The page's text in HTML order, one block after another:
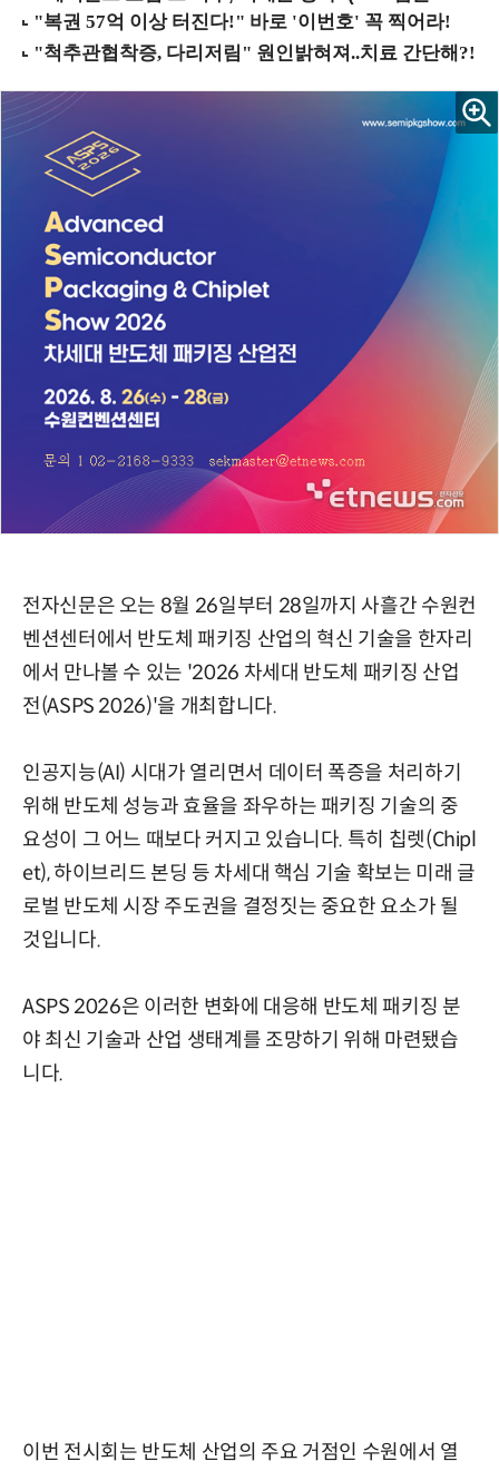
전자신문은 오는 8월 26일부터 28일까지 사흘간 수원컨
벤션센터에서 반도체 패키징 산업의 혁신 기술을 한자리
에서 만나볼 수 있는 '2026 차세대 반도체 패키징 산업
전(ASPS 2026)'을 개최합니다.
인공지능(AI) 시대가 열리면서 데이터 폭증을 처리하기
위해 반도체 성능과 효율을 좌우하는 패키징 기술의 중
요성이 그 어느 때보다 커지고 있습니다. 특히 칩렛(Chipl
et), 하이브리드 본딩 등 차세대 핵심 기술 확보는 미래 글
로벌 반도체 시장 주도권을 결정짓는 중요한 요소가 될
것입니다.
ASPS 2026은 이러한 변화에 대응해 반도체 패키징 분
야 최신 기술과 산업 생태계를 조망하기 위해 마련됐습
니다.
이번 전시회는 반도체 산업의 주요 거점인 수원에서 열